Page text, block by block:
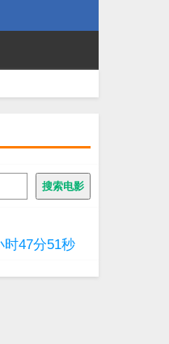
搜索电影
时47分51秒